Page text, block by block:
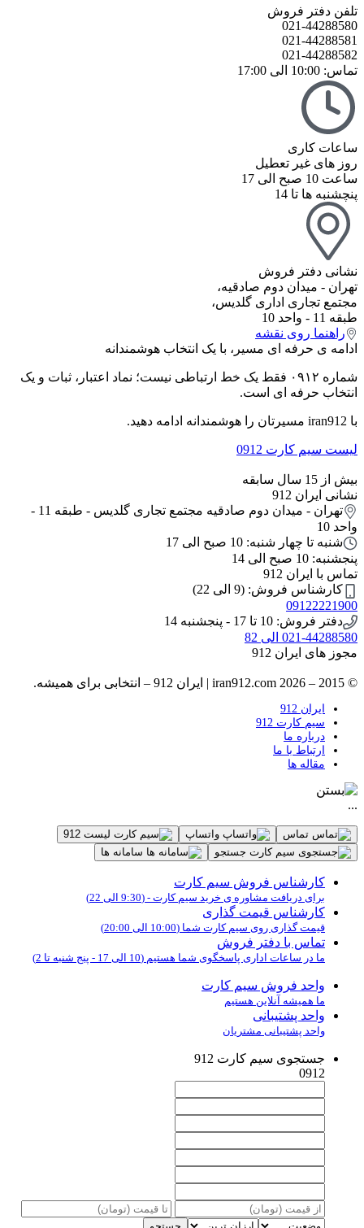
تلفن دفتر فروش
021-44288580
021-44288581
021-44288582
تماس: 10:00 الی 17:00
ساعات کاری
روز های غیر تعطیل
ساعت 10 صبح الی 17
پنچشنبه ها تا 14
نشانی دفتر فروش
تهران - میدان دوم صادقیه،
مجتمع تجاری اداری گلدیس،
طبقه 11 - واحد 10
راهنما روی نقشه
ادامه ی حرفه ای مسیر، با یک انتخاب هوشمندانه
شماره ۰۹۱۲ فقط یک خط ارتباطی نیست؛ نماد اعتبار، ثبات و یک
انتخاب حرفه ای است.
با iran912 مسیرتان را هوشمندانه ادامه دهید.
لیست سیم کارت 0912
بیش از 15 سال سابقه
نشانی ایران 912
تهران - میدان دوم صادقیه مجتمع تجاری گلدیس - طبقه 11 -
واحد 10
شنبه تا چهار شنبه: 10 صبح الی 17
پنجشنبه: 10 صبح الی 14
تماس با ایران 912
کارشناس فروش: (9 الی 22)
09122221900
دفتر فروش: 10 تا 17 - پنجشنبه 14
021-44288580 الی 82
مجوز های ایران 912
© 2015 – 2026 iran912.com | ایران 912 – انتخابی برای همیشه.
ایران 912
سیم کارت 912
درباره ما
ارتباط با ما
مقاله ها
...
تماس واتساپ
لیست 912
جستجو
سامانه ها
کارشناس فروش سیم کارت
برای دریافت مشاوره ی خرید سیم کارت - (9:30 الی 22)
کارشناس قیمت گذاری
قیمت گذاری روی سیم کارت شما (10:00 الی 20:00)
تماس با دفتر فروش
ما در ساعات اداری پاسخگوی شما هستیم (10 الی 17 - پنج شنبه تا 2)
واحد فروش سیم کارت
ما همیشه آنلاین هستیم
واحد پشتیبانی
واحد پشتیبانی مشتریان
جستجوی سیم کارت 912
0912